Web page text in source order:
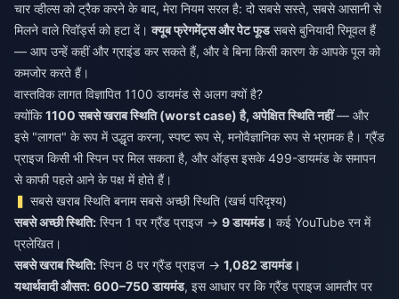
चार व्हील्स को ट्रैक करने के बाद, मेरा नियम सरल है: दो सबसे सस्ते, सबसे आसानी से
मिलने वाले रिवॉर्ड्स को हटा दें।क्यूब फ्रेगमेंट्स और पेट फूडसबसे बुनियादी रिमूवल हैं
— आप उन्हें कहीं और ग्राइंड कर सकते हैं, और वे बिना किसी कारण के आपके पूल को
कमजोर करते हैं।
वास्तविक लागत विज्ञापित 1100 डायमंड से अलग क्यों है?
क्योंकि1100 सबसे खराब स्थिति (worst case) है, अपेक्षित स्थिति नहीं— और
इसे "लागत" के रूप में उद्धृत करना, स्पष्ट रूप से, मनोवैज्ञानिक रूप से भ्रामक है। ग्रैंड
प्राइज किसी भी स्पिन पर मिल सकता है, और ऑड्स इसके 499-डायमंड के समापन
से काफी पहले आने के पक्ष में होते हैं।
सबसे खराब स्थिति बनाम सबसे अच्छी स्थिति (खर्च परिदृश्य)
सबसे अच्छी स्थिति: स्पिन 1 पर ग्रैंड प्राइज → 9 डायमंड। कई YouTube रन में
प्रलेखित।
सबसे खराब स्थिति: स्पिन 8 पर ग्रैंड प्राइज → 1,082 डायमंड।
यथार्थवादी औसत: 600–750 डायमंड, इस आधार पर कि ग्रैंड प्राइज आमतौर पर